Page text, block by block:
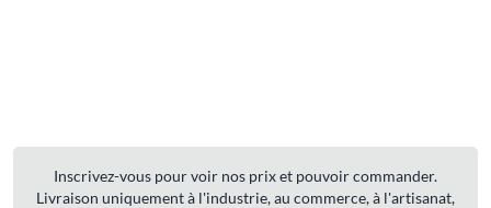
Inscrivez-vous pour voir nos prix et pouvoir commander.
Livraison uniquement à l'industrie, au commerce, à l'artisanat,